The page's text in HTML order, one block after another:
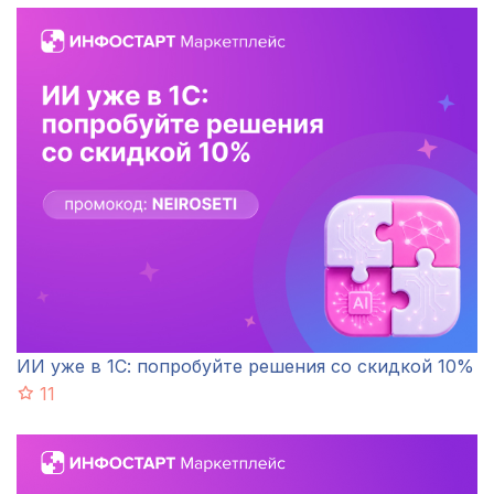
ИИ уже в 1С: попробуйте решения со скидкой 10%
11